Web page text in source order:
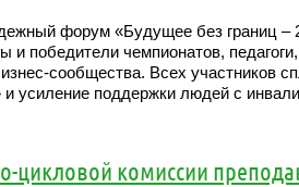
форум «Будущее без границ –
победители чемпионатов,
сообщества. Всех участников
усиление поддержки людей с
цикловой комиссии